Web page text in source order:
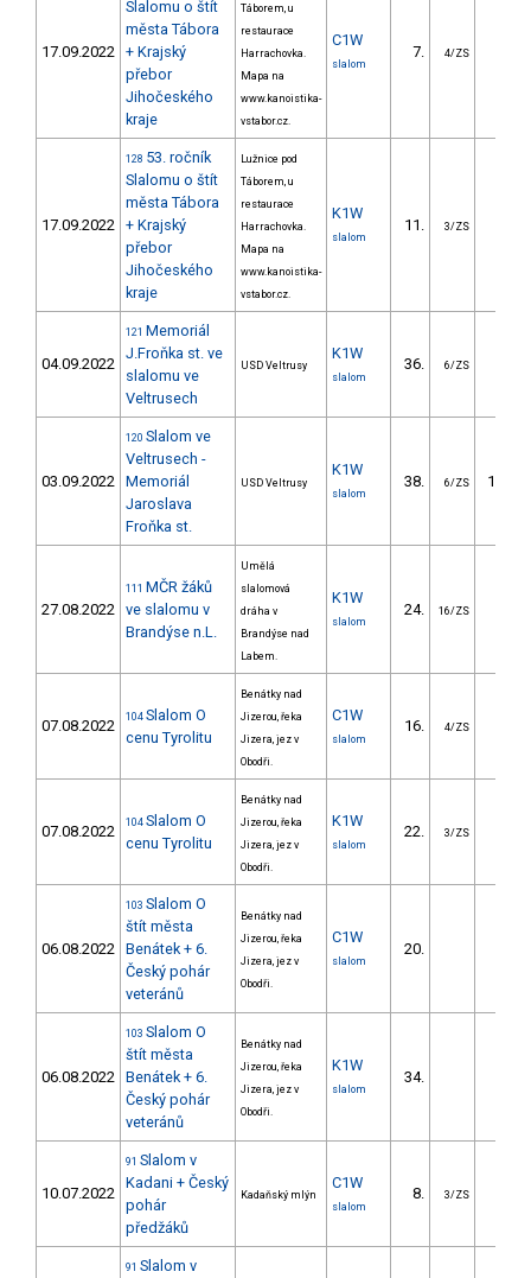
17.09.2022
Slalomu o štít
města Tábora
+ Krajský
přebor
Jihočeského
kraje
Táborem, u
restaurace
Harrachovka.
Mapa na
www.kanoistika-
vstabor.cz.
C1W
slalom
7. 4/ZS
17.09.2022
128 53. ročník
Slalomu o štít
města Tábora
+ Krajský
přebor
Jihočeského
kraje
Lužnice pod
Táborem, u
restaurace
Harrachovka.
Mapa na
www.kanoistika-
vstabor.cz.
K1W
slalom
11. 3/ZS
04.09.2022
121 Memoriál
J.Froňka st. ve
slalomu ve
Veltrusech
USD Veltrusy
K1W
slalom
36. 6/ZS
03.09.2022
120 Slalom ve
Veltrusech -
Memoriál
Jaroslava
Froňka st.
USD Veltrusy
K1W
slalom
38. 6/ZS 102.45
27.08.2022
111 MČR žáků
ve slalomu v
Brandýse n.L.
Umělá
slalomová
dráha v
Brandýse nad
Labem.
K1W
slalom
24. 16/ZS
07.08.2022 104 Slalom O
cenu Tyrolitu
Benátky nad
Jizerou, řeka
Jizera, jez v
Obodři.
C1W
slalom
16. 4/ZS
07.08.2022 104 Slalom O
cenu Tyrolitu
Benátky nad
Jizerou, řeka
Jizera, jez v
Obodři.
K1W
slalom
22. 3/ZS
06.08.2022
103 Slalom O
štít města
Benátek + 6.
Český pohár
veteránů
Benátky nad
Jizerou, řeka
Jizera, jez v
Obodři.
C1W
slalom
20.
06.08.2022
103 Slalom O
štít města
Benátek + 6.
Český pohár
veteránů
Benátky nad
Jizerou, řeka
Jizera, jez v
Obodři.
K1W
slalom
34.
10.07.2022
91 Slalom v
Kadani + Český
pohár
předžáků
Kadaňský mlýn
C1W
slalom
8. 3/ZS
91 Slalom v